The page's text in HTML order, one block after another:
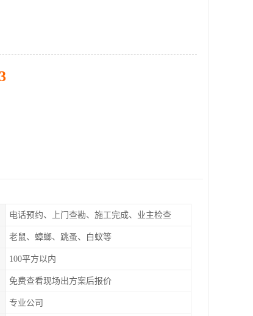
电话预约、上门查勘、施工完成、业主检查
老鼠、蟑螂、跳蚤、白蚁等
100平方以内
免费查看现场出方案后报价
专业公司